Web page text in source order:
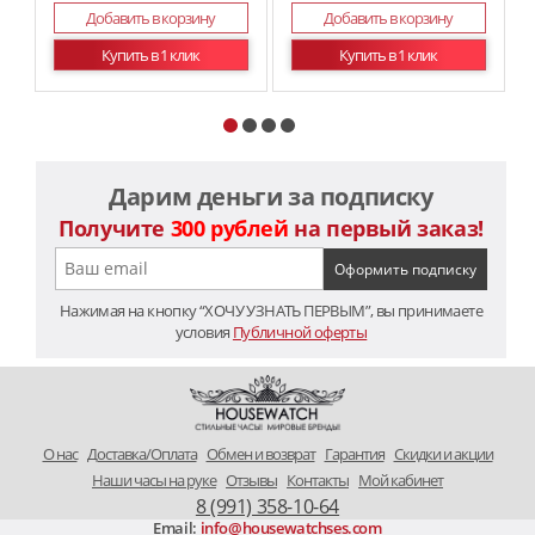
Добавить в корзину
Купить в 1 клик
Добавить в корзину
Купить в 1 клик
Дарим деньги за подписку
Получите 300 рублей на первый заказ!
Нажимая на кнопку “ХОЧУ УЗНАТЬ ПЕРВЫМ”, вы принимаете
условия Публичной оферты
O нас Доставка/Оплата Обмен и возврат Гарантия Скидки и акции
Наши часы на руке Отзывы Контакты Мой кабинет
8 (991) 358-10-64
Email: info@housewatchses.com